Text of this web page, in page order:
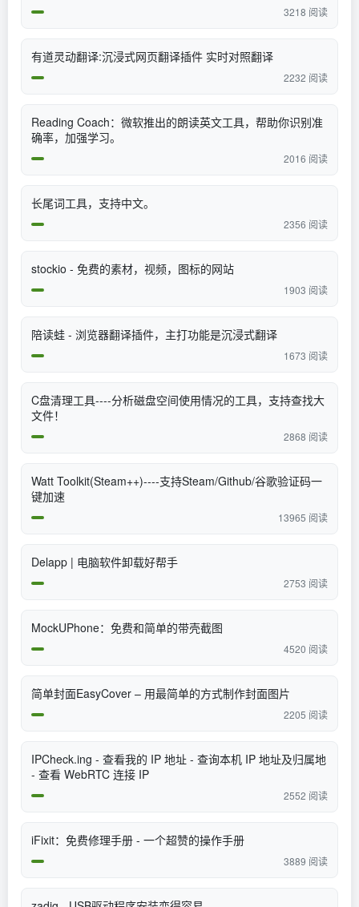
3218 阅读
有道灵动翻译:沉浸式网页翻译插件 实时对照翻译
2232 阅读
Reading Coach：微软推出的朗读英文工具，帮助你识别准
确率，加强学习。
2016 阅读
长尾词工具，支持中文。
2356 阅读
stockio - 免费的素材，视频，图标的网站
1903 阅读
陪读蛙 - 浏览器翻译插件，主打功能是沉浸式翻译
1673 阅读
C盘清理工具----分析磁盘空间使用情况的工具，支持查找大
文件！
2868 阅读
Watt Toolkit(Steam++)----支持Steam/Github/谷歌验证码一
键加速
13965 阅读
Delapp | 电脑软件卸载好帮手
2753 阅读
MockUPhone：免费和简单的带壳截图
4520 阅读
简单封面EasyCover – 用最简单的方式制作封面图片
2205 阅读
IPCheck.ing - 查看我的 IP 地址 - 查询本机 IP 地址及归属地
- 查看 WebRTC 连接 IP
2552 阅读
iFixit：免费修理手册 - 一个超赞的操作手册
3889 阅读